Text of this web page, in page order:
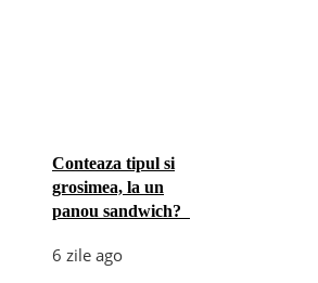
Conteaza tipul si
grosimea, la un
panou sandwich?
6 zile ago